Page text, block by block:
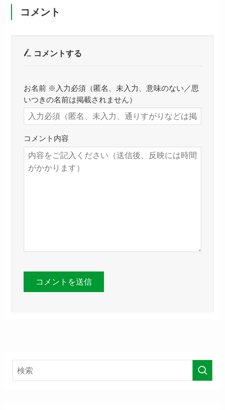
コメント
コメントする
お名前 ※入力必須（匿名、未入力、意味のない／思
いつきの名前は掲載されません）
コメント内容